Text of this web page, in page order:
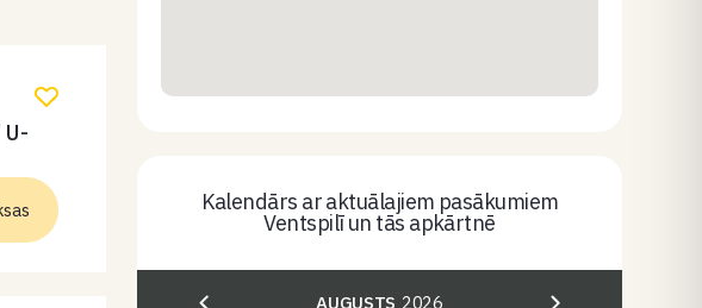
U-
Kalendārs ar aktuālajiem pasākumiem
Ventspilī un tās apkārtnē
AUGUSTS 2026